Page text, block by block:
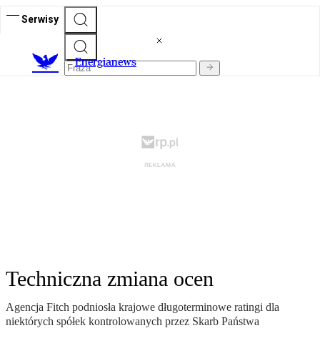
Serwisy
Energianews
Techniczna zmiana ocen
Agencja Fitch podniosła krajowe długoterminowe ratingi dla
niektórych spółek kontrolowanych przez Skarb Państwa